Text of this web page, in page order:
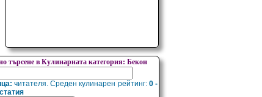
читателя. Среден кулинарен рейтинг: 0 -
търсене в Кулинарната категория: Бекон